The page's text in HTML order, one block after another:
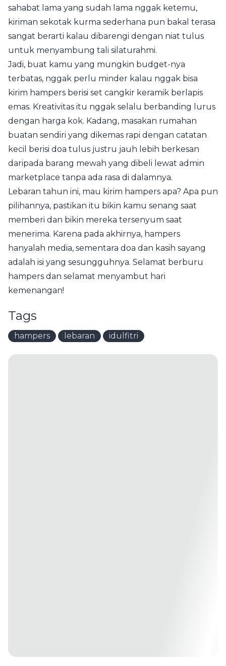
sahabat lama yang sudah lama nggak ketemu,
kiriman sekotak kurma sederhana pun bakal terasa
sangat berarti kalau dibarengi dengan niat tulus
untuk menyambung tali silaturahmi.
Jadi, buat kamu yang mungkin budget-nya
terbatas, nggak perlu minder kalau nggak bisa
kirim hampers berisi set cangkir keramik berlapis
emas. Kreativitas itu nggak selalu berbanding lurus
dengan harga kok. Kadang, masakan rumahan
buatan sendiri yang dikemas rapi dengan catatan
kecil berisi doa tulus justru jauh lebih berkesan
daripada barang mewah yang dibeli lewat admin
marketplace tanpa ada rasa di dalamnya.
Lebaran tahun ini, mau kirim hampers apa? Apa pun
pilihannya, pastikan itu bikin kamu senang saat
memberi dan bikin mereka tersenyum saat
menerima. Karena pada akhirnya, hampers
hanyalah media, sementara doa dan kasih sayang
adalah isi yang sesungguhnya. Selamat berburu
hampers dan selamat menyambut hari
kemenangan!
Tags
hampers lebaran idulfitri